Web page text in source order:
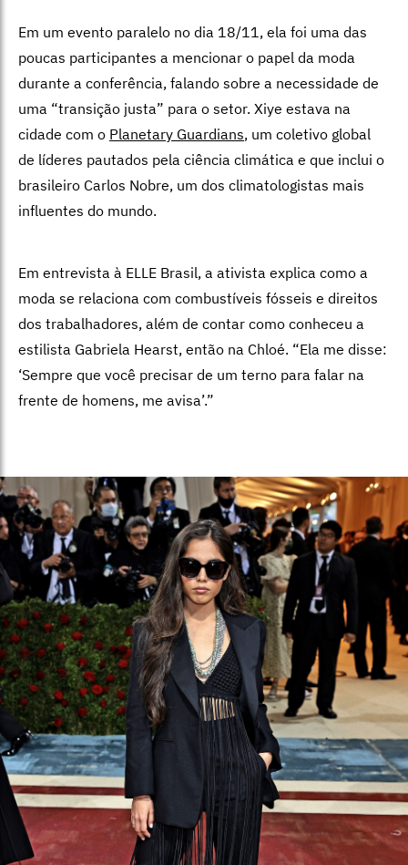
Em um evento paralelo no dia 18/11, ela foi uma das
poucas participantes a mencionar o papel da moda
durante a conferência, falando sobre a necessidade de
uma “transição justa” para o setor. Xiye estava na
cidade com o Planetary Guardians, um coletivo global
de líderes pautados pela ciência climática e que inclui o
brasileiro Carlos Nobre, um dos climatologistas mais
influentes do mundo.
Em entrevista à ELLE Brasil, a ativista explica como a
moda se relaciona com combustíveis fósseis e direitos
dos trabalhadores, além de contar como conheceu a
estilista Gabriela Hearst, então na Chloé. “Ela me disse:
‘Sempre que você precisar de um terno para falar na
frente de homens, me avisa’.”